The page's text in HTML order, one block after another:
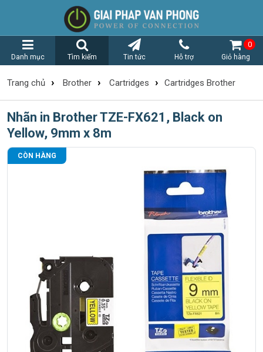
Danh mục Tìm kiếm Tin tức Hỗ trợ Giỏ hàng
0
Trang chủ › Brother › Cartridges › Cartridges Brother
Nhãn in Brother TZE-FX621, Black on
Yellow, 9mm x 8m
CÒN HÀNG